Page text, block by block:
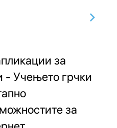
за
- Учењето грчки
за